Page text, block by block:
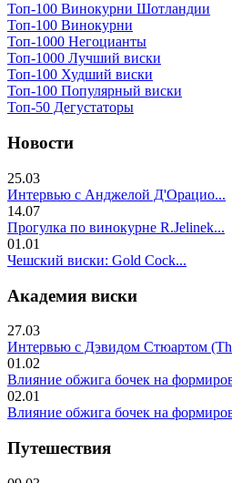
Топ-100 Винокурни Шотландии
Топ-100 Винокурни
Топ-1000 Негоцианты
Топ-1000 Лучший виски
Топ-100 Худший виски
Топ-100 Популярный виски
Топ-50 Дегустаторы
Новости
25.03
Интервью с Анджелой Д'Орацио...
14.07
Прогулка по винокурне R.Jelinek...
01.01
Чешский виски: Gold Cock...
Академия виски
27.03
Интервью с Дэвидом Стюартом
01.02
Влияние обжига бочек на
02.01
Влияние обжига бочек на
Путешествия